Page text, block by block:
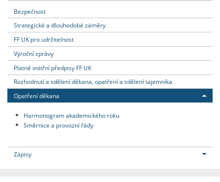
Bezpečnost
Strategické a dlouhodobé záměry
FF UK pro udržitelnost
Výroční zprávy
Platné vnitřní předpisy FF UK
Rozhodnutí a sdělení děkana, opatření a sdělení tajemníka
Opatření děkana
Harmonogram akademického roku
Směrnice a provozní řády
Zápisy